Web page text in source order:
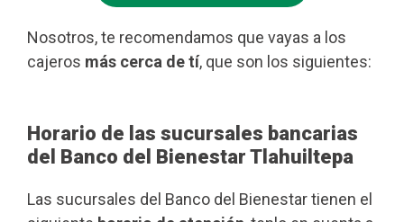
Nosotros, te recomendamos que vayas a los
cajeros más cerca de tí, que son los siguientes:
Horario de las sucursales bancarias
del Banco del Bienestar Tlahuiltepa
Las sucursales del Banco del Bienestar tienen el